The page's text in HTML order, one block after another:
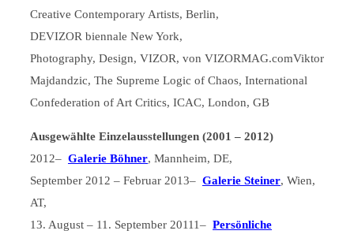
Creative Contemporary Artists, Berlin,
DEVIZOR biennale New York,
Photography, Design, VIZOR, von VIZORMAG.comViktor
Majdandzic, The Supreme Logic of Chaos, International
Confederation of Art Critics, ICAC, London, GB
Ausgewählte Einzelausstellungen (2001 – 2012)
2012– Galerie Böhner, Mannheim, DE,
September 2012 – Februar 2013– Galerie Steiner, Wien,
AT,
13. August – 11. September 20111– Persönliche